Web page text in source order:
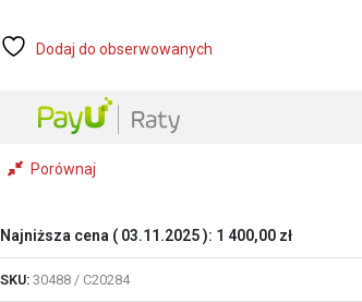
15
Dodaj do obserwowanych
Porównaj
Najniższa cena ( 03.11.2025): 1 400,00 zł
SKU: 30488 / C20284